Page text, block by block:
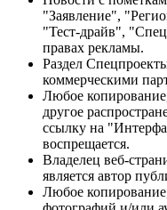
"Заявление",
"Тест-драйв",
правах рекламы.
Раздел
коммерческими
Любое
другое
ссылку на
воспрещается.
Владелец веб-
является автор
Любое